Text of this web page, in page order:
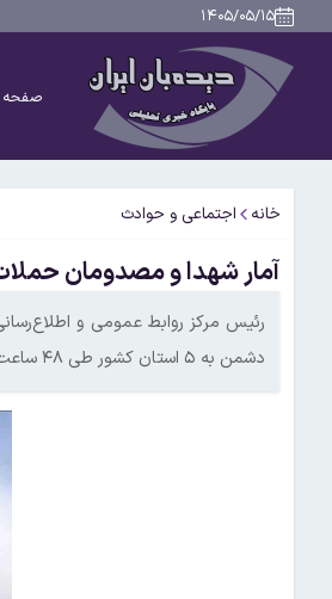
۱۴۰۵/۰۵/۱۵
خانه اجتماعی و حوادث
آمار شهدا و مصدومان حملات آمریکا طی ۴۸
رئیس مرکز روابط عمومی و
دشمن به ۵ استان کشور طی ۴۸ ساعت گذشته ۱۴ نفر به شهادت رسیدند.